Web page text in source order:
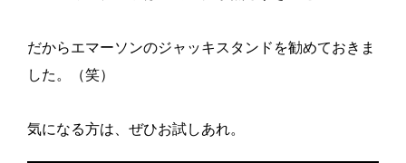
だからエマーソンのジャッキスタンドを勧めておきま
した。（笑）
気になる方は、ぜひお試しあれ。